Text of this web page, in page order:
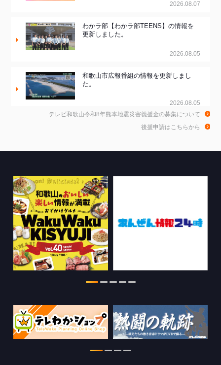
2026.08.07
わかラ部【わかラ部TEENS】の情報を
更新しました。
2026.08.05
和歌山市広報番組の情報を更新しまし
た。
2026.08.05
和歌山de乾杯！の情報を更新しました。
2026.08.04
WTV NEWS6【WAKAYAMA SDGs】の
情報を更新しました。
特別番組【8月】の情報を更新しました。
WTV NEWS6【ここ押し！】の情報を更
新しました。
テレビ和歌山令和8年熊本地震災害義援金の募集について
後援申請はこちらから